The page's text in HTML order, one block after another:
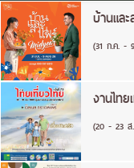
บ้านแล
(31 ก.ค. -
งานไท
(20 - 23 ส.